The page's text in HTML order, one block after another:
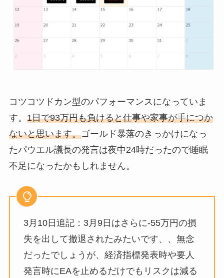
コツコツドカン型のパフォーマンスになっていま
す。 1日で93万円も負けると仕事や家事が手につか
ないと思います。ゴールド暴落のきっかけになっ
たパウエル議長の発言は夜中24時だったので睡眠
不足になったかもしれません。
3月10日追記：3月9日はさらに-55万円の損
失を出して撤退されたみたいです、、無念
だったでしょうが、経済指標発表時や要人
発言時にEAを止めるだけでもリスクは減る